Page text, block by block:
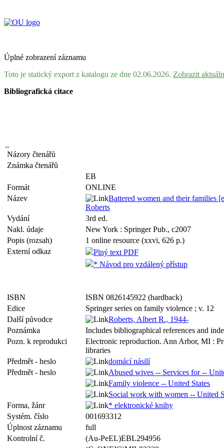
Úplné zobrazení záznamu
Toto je statický export z katalogu ze dne 02.06.2026. Zobrazit
Bibliografická citace
Názory čtenářů
Známka čtenářů
EB
Formát
ONLINE
Název
Battered women and their families
Roberts
Vydání
3rd ed.
Nakl. údaje
New York : Springer Pub., c2007
Popis (rozsah)
1 online resource (xxvi, 626 p.)
Externí odkaz
Plný text PDF
* Návod pro vzdálený přístup
ISBN
ISBN 0826145922 (hardback)
Edice
Springer series on family violence ; v. 12
Další původce
Roberts, Albert R., 1944-
Poznámka
Includes bibliographical references and
Pozn. k reprodukci
Electronic reproduction. Ann Arbor, MI :
libraries
Předmět - heslo
domácí násilí
Předmět - heslo
Abused wives -- Services for --
Family violence -- United States
Social work with women -- United
Forma, žánr
* elektronické knihy
Systém. číslo
001693312
Úplnost záznamu
full
Kontrolní č.
(Au-PeEL)EBL294956